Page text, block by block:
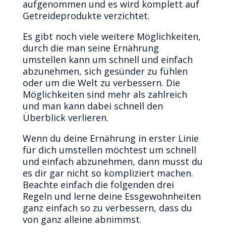
aufgenommen und es wird komplett auf
Getreideprodukte verzichtet.
Es gibt noch viele weitere Möglichkeiten,
durch die man seine Ernährung
umstellen kann um schnell und einfach
abzunehmen, sich gesünder zu fühlen
oder um die Welt zu verbessern. Die
Möglichkeiten sind mehr als zahlreich
und man kann dabei schnell den
Überblick verlieren.
Wenn du deine Ernährung in erster Linie
für dich umstellen möchtest um schnell
und einfach abzunehmen, dann musst du
es dir gar nicht so kompliziert machen.
Beachte einfach die folgenden drei
Regeln und lerne deine Essgewohnheiten
ganz einfach so zu verbessern, dass du
von ganz alleine abnimmst.